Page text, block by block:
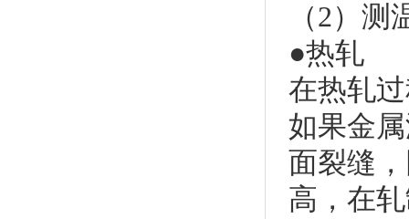
（2）
●热轧
在热轧
如果金
面裂缝
高，在